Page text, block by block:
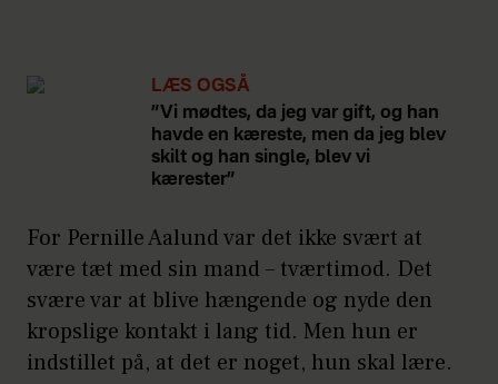
LÆS OGSÅ
”Vi mødtes, da jeg var gift, og han
havde en kæreste, men da jeg blev
skilt og han single, blev vi
kærester”
For Pernille Aalund var det ikke svært at
være tæt med sin mand – tværtimod. Det
svære var at blive hængende og nyde den
kropslige kontakt i lang tid. Men hun er
indstillet på, at det er noget, hun skal lære.